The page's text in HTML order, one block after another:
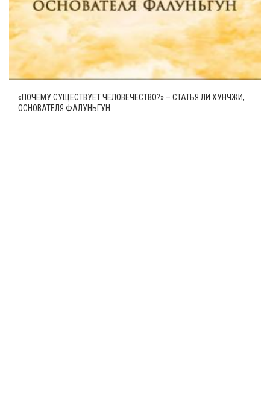
«ПОЧЕМУ СУЩЕСТВУЕТ ЧЕЛОВЕЧЕСТВО?» – СТАТЬЯ ЛИ ХУНЧЖИ,
ОСНОВАТЕЛЯ ФАЛУНЬГУН